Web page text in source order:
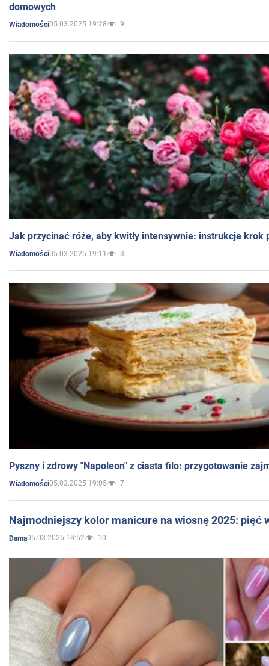
domowych
Wiadomości05.03.2025 19:28 9
Jak przycinać róże, aby kwitły intensywnie: instrukcje krok
Wiadomości05.03.2025 19:11 3
Pyszny i zdrowy "Napoleon" z ciasta filo: przygotowanie
Wiadomości05.03.2025 19:05 7
Najmodniejszy kolor manicure na wiosnę 2025: pięć
Dama05.03.2025 18:52 10